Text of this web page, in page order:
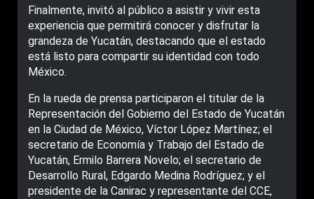
Finalmente, invitó al público a asistir y vivir esta
experiencia que permitirá conocer y disfrutar la
grandeza de Yucatán, destacando que el estado
está listo para compartir su identidad con todo
México.
En la rueda de prensa participaron el titular de la
Representación del Gobierno del Estado de Yucatán
en la Ciudad de México, Víctor López Martínez; el
secretario de Economía y Trabajo del Estado de
Yucatán, Ermilo Barrera Novelo; el secretario de
Desarrollo Rural, Edgardo Medina Rodríguez; y el
presidente de la Canirac y representante del CCE,